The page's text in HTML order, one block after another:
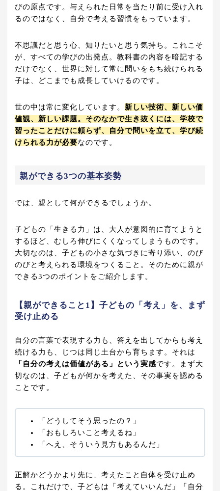
びの原点です。与えられた日常を当たり前に受け入れ
るのではなく、自分で考える習慣をもっています。
不思議だと思う心、知りたいと思う気持ち。これこそ
が、すべての学びの出発点。教科書の内容を暗記する
だけでなく、世界に対して常に問いをもち続けられる
子は、どこまでも成長していけるのです。
世の中は常に変化しています。 新しい技術、新しい価
値観、新しい課題。そのなかで生き抜くには、学校で
習ったことだけに頼らず、自分で問いを立て、学び続
けられる力が必要なのです。
親ができる3つの基本姿勢
では、親として何ができるでしょうか。
子どもの「生きる力」は、大人が意図的に育てようと
するほど、むしろ伸びにくくなってしまうものです。
大切なのは、子どもの小さな気づきに寄り添い、のび
のびと考えられる環境をつくること。そのために親が
できる3つのポイントをご紹介します。
【親ができること1】子どもの「考え」を、まず
受け止める
自分の言葉で表現する力も、答えを出してからも考え
続ける力も、じつは同じ土台から育ちます。それは
「自分の考えは価値がある」という実感です。まず大
切なのは、子どもが何かを考えた、その事実を認める
ことです。
「どうしてそう思ったの？」
「おもしろいこと考えるね」
「へえ、そういう見方もあるんだ」
正解かどうかより先に、考えたこと自体を受け止め
る。これだけで、子どもは「考えていいんだ」「自分